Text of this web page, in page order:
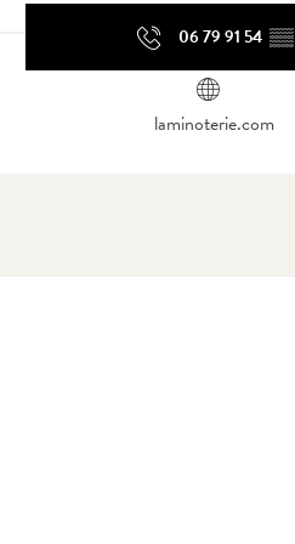
06 79 91 54 ▒▒
laminoterie.com